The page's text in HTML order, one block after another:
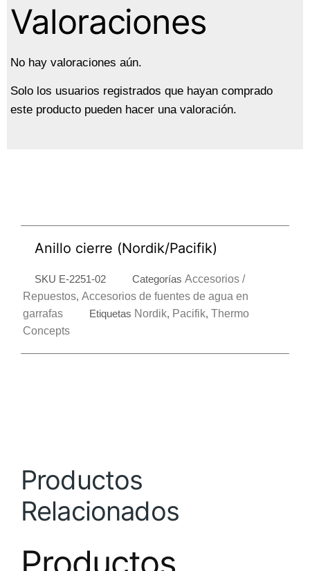
Valoraciones
No hay valoraciones aún.
Solo los usuarios registrados que hayan comprado
este producto pueden hacer una valoración.
Anillo cierre (Nordik/Pacifik)
SKU E-2251-02 Categorías Accesorios /
Repuestos, Accesorios de fuentes de agua en
garrafas
Etiquetas Nordik, Pacifik, Thermo
Concepts
Productos
Relacionados